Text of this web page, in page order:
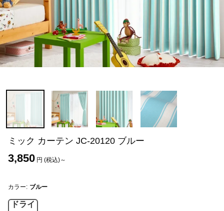
ミック カーテン JC-20120 ブルー
3,850 円 (税込)～
カラー: ブルー
ドライ